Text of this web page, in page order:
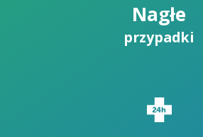
Nagłe
przypadki